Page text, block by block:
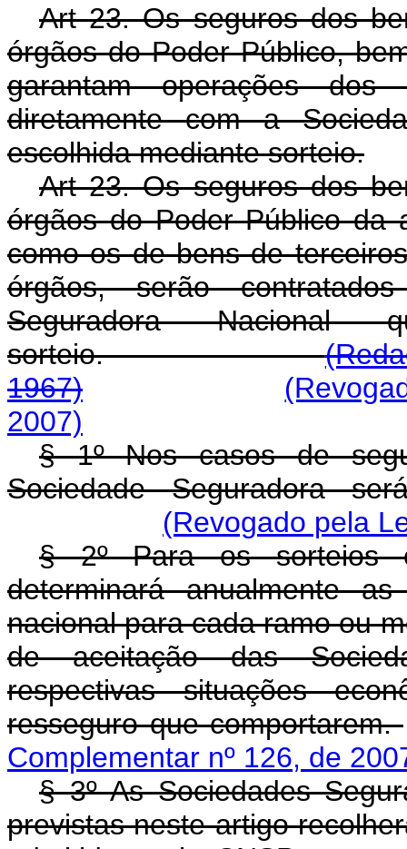
Art 23. Os seguros dos
órgãos do Poder Público,
garantam operações dos
diretamente com a
escolhida mediante sorteio.
Art 23. Os seguros dos
órgãos do Poder Público da
como os de bens de
órgãos, serão
Seguradora Nacional
sorteio.
1967)
2007)
§ 1º Nos casos de
Sociedade Seguradora
(Revogado pela
§ 2º Para os sorteios
determinará anualmente
nacional para cada ramo ou
de aceitação das
respectivas situações
resseguro que comportarem.
Complementar nº 126, de
§ 3º As Sociedades
previstas neste artigo